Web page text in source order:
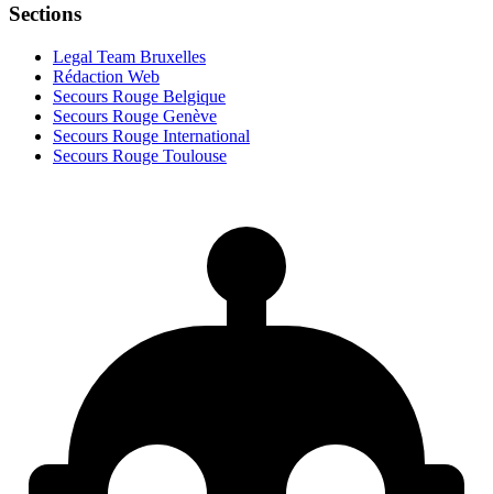
Sections
Legal Team Bruxelles
Rédaction Web
Secours Rouge Belgique
Secours Rouge Genève
Secours Rouge International
Secours Rouge Toulouse